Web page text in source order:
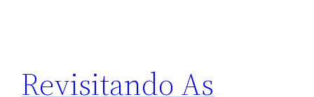
Revisitando As